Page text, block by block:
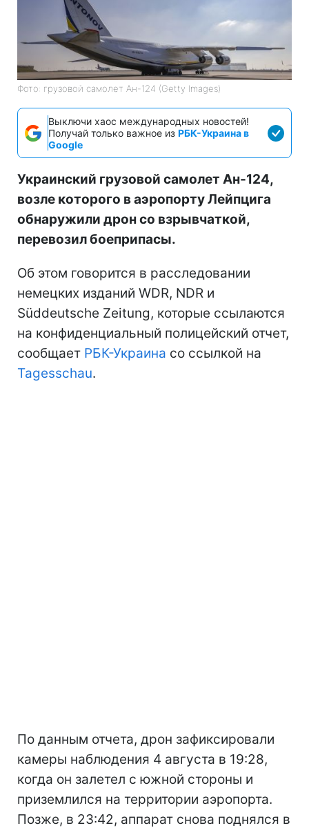
Фото: грузовой самолет Ан-124 (Getty Images)
Выключи хаос международных новостей!
Получай только важное из РБК-Украина в
Google
Украинский грузовой самолет Ан-124,
возле которого в аэропорту Лейпцига
обнаружили дрон со взрывчаткой,
перевозил боеприпасы.
Об этом говорится в расследовании
немецких изданий WDR, NDR и
Süddeutsche Zeitung, которые ссылаются
на конфиденциальный полицейский отчет,
сообщает РБК-Украина со ссылкой на
Tagesschau.
По данным отчета, дрон зафиксировали
камеры наблюдения 4 августа в 19:28,
когда он залетел с южной стороны и
приземлился на территории аэропорта.
Позже, в 23:42, аппарат снова поднялся в